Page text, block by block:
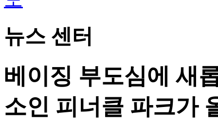
뉴스 센터
베이징 부도심에 새
소인 피너클 파크가